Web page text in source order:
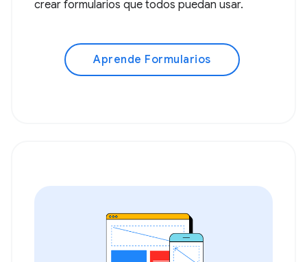
crear formularios que todos puedan usar.
Aprende Formularios